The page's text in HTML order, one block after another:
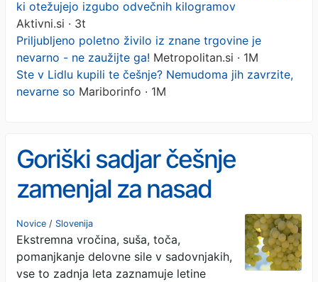
ki otežujejo izgubo odvečnih kilogramov
Aktivni.si · 3t
Priljubljeno poletno živilo iz znane trgovine je
nevarno - ne zaužijte ga! Metropolitan.si · 1M
Ste v Lidlu kupili te češnje? Nemudoma jih zavrzite,
nevarne so Mariborinfo · 1M
Goriški sadjar češnje
zamenjal za nasad
namiznega grozdja
Novice / Slovenija
Ekstremna vročina, suša, toča,
pomanjkanje delovne sile v sadovnjakih,
vse to zadnja leta zaznamuje letine